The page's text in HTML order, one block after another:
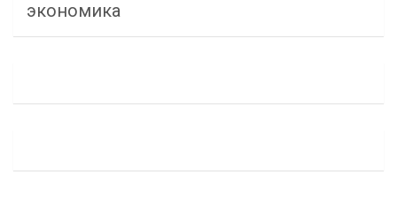
экономика